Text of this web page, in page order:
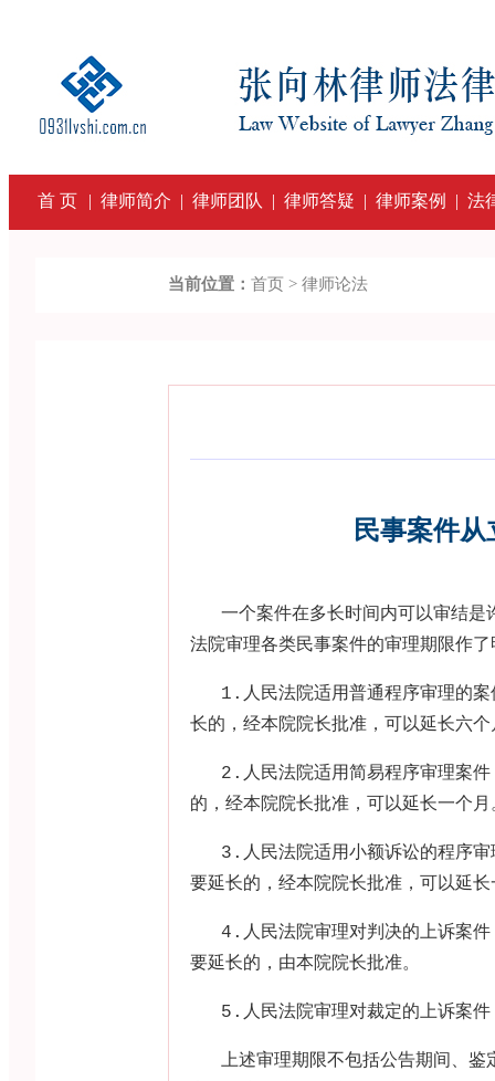
首 页 | 律师简介 | 律师团队 | 律师答疑 | 律师案例 | 法
当前位置： 首页 > 律师论法
民事案件
一个案件在多长时间内可以审结
法院审理各类民事案件的审理期限作
1. 人民法院适用普通程序审理的
长的，经本院院长批准，可以延长六
2. 人民法院适用简易程序审理案
的，经本院院长批准，可以延长一个月
3. 人民法院适用小额诉讼的程序
要延长的，经本院院长批准，可以延
4. 人民法院审理对判决的上诉案
要延长的，由本院院长批准。
5. 人民法院审理对裁定的上诉案
上述审理期限不包括公告期间、